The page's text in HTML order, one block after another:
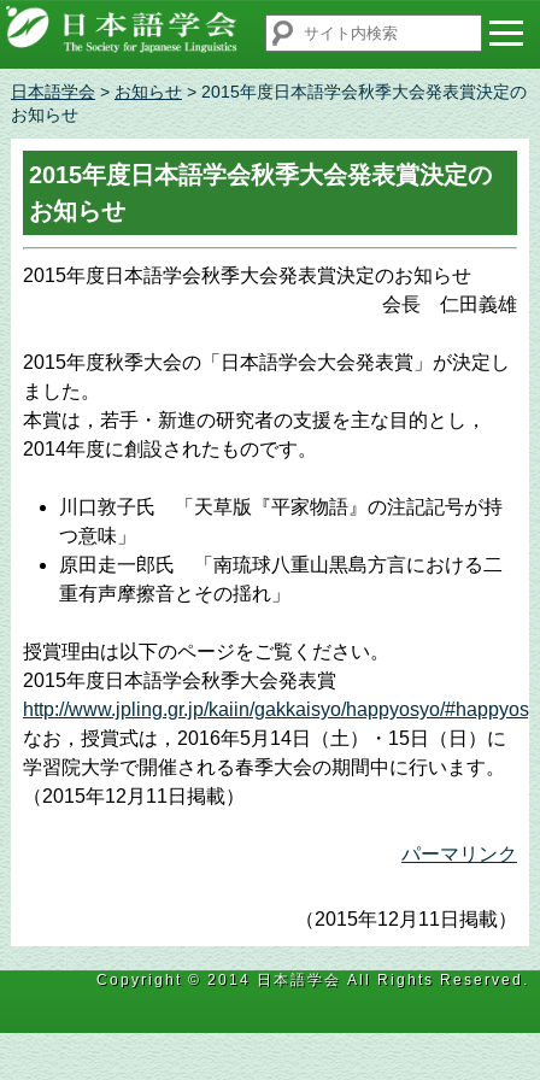
日本語学会> お知らせ> 2015年度日本語学会秋季大会発表賞決定の
お知らせ
2015年度日本語学会秋季大会発表賞決定の
お知らせ
2015年度日本語学会秋季大会発表賞決定のお知らせ
会長 仁田義雄
2015年度秋季大会の「日本語学会大会発表賞」が決定し
ました。
本賞は，若手・新進の研究者の支援を主な目的とし，
2014年度に創設されたものです。
川口敦子氏 「天草版『平家物語』の注記記号が持
つ意味」
原田走一郎氏 「南琉球八重山黒島方言における二
重有声摩擦音とその揺れ」
授賞理由は以下のページをご覧ください。
2015年度日本語学会秋季大会発表賞
http://www.jpling.gr.jp/kaiin/gakkaisyo/happyosyo/
なお，授賞式は，2016年5月14日（土）・15日（日）に
学習院大学で開催される春季大会の期間中に行います。
（2015年12月11日掲載）
パーマリンク
（2015年12月11日掲載）
Copyright © 2014 日本語学会 All Rights Reserved.